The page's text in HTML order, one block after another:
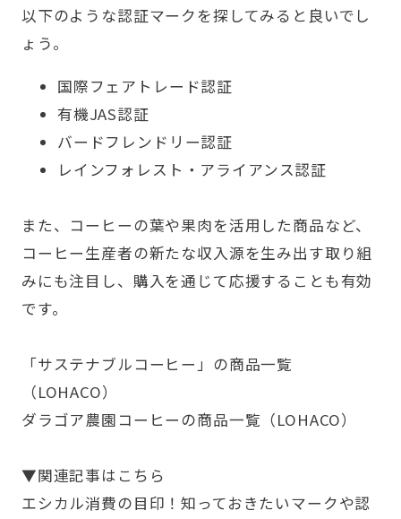
以下のような認証マークを探してみると良いでし
ょう。
国際フェアトレード認証
有機JAS認証
バードフレンドリー認証
レインフォレスト・アライアンス認証
また、コーヒーの葉や果肉を活用した商品など、
コーヒー生産者の新たな収入源を生み出す取り組
みにも注目し、購入を通じて応援することも有効
です。
「サステナブルコーヒー」の商品一覧
（LOHACO）
ダラゴア農園コーヒーの商品一覧（LOHACO）
▼関連記事はこちら
エシカル消費の目印！知っておきたいマークや認